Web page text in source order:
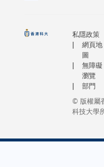
私隱政策
網頁地
圖
無障礙
瀏覽
部門
© 版權屬
科技大學